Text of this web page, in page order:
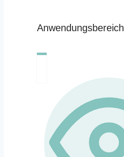
Anwendungsbereich